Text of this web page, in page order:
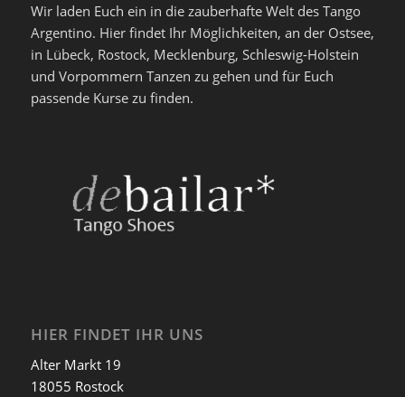
Wir laden Euch ein in die zauberhafte Welt des Tango
Argentino. Hier findet Ihr Möglichkeiten, an der Ostsee,
in Lübeck, Rostock, Mecklenburg, Schleswig-Holstein
und Vorpommern Tanzen zu gehen und für Euch
passende Kurse zu finden.
HIER FINDET IHR UNS
Alter Markt 19
18055 Rostock